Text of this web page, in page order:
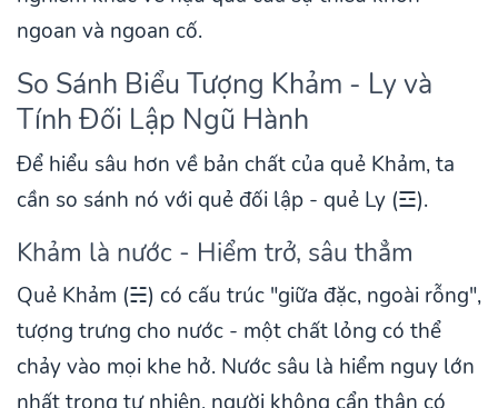
ngoan và ngoan cố.
So Sánh Biểu Tượng Khảm - Ly và
Tính Đối Lập Ngũ Hành
Để hiểu sâu hơn về bản chất của quẻ Khảm, ta
cần so sánh nó với quẻ đối lập - quẻ Ly (☲).
Khảm là nước - Hiểm trở, sâu thẳm
Quẻ Khảm (☵) có cấu trúc "giữa đặc, ngoài rỗng",
tượng trưng cho nước - một chất lỏng có thể
chảy vào mọi khe hở. Nước sâu là hiểm nguy lớn
nhất trong tự nhiên, người không cẩn thận có